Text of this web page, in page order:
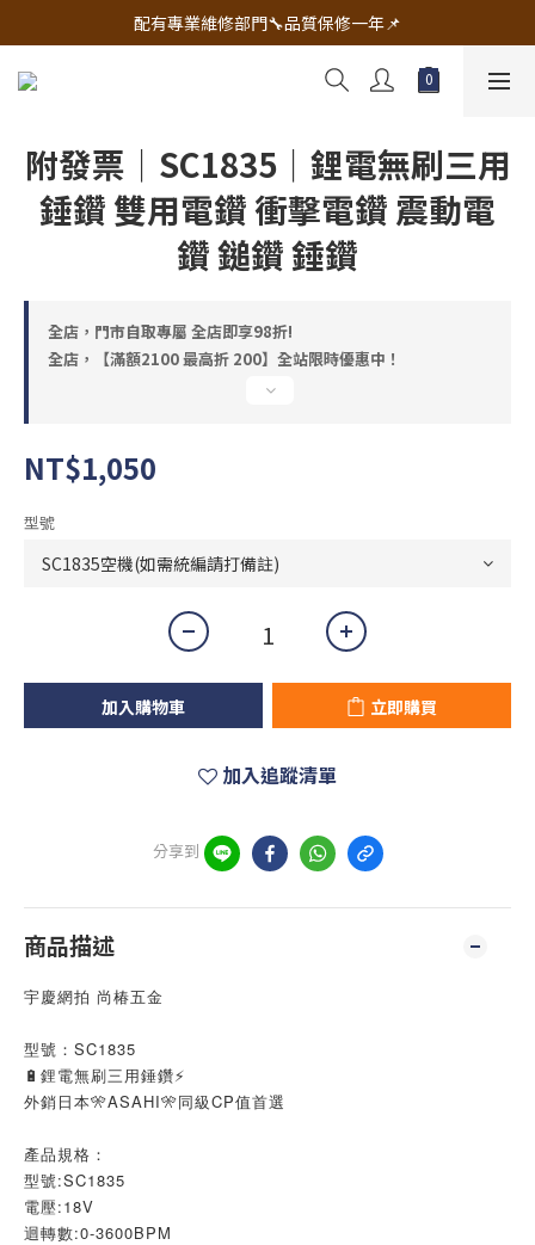
🔧電動工具&五金唯一首選 宇慶五金網拍🔧
配有專業維修部門🔧品質保修一年📌
🔧電動工具&五金唯一首選 宇慶五金網拍🔧
附發票｜SC1835｜鋰電無刷三用
錘鑽 雙用電鑽 衝擊電鑽 震動電
鑽 鎚鑽 錘鑽
全店，門市自取專屬 全店即享98折!
全店，【滿額2100 最高折 200】全站限時優惠中！
NT$1,050
型號
加入購物車 立即購買
加入追蹤清單
分享到
商品描述
宇慶網拍 尚椿五金
型號：SC1835
🔋鋰電無刷三用錘鑽⚡
外銷日本🎌ASAHI🎌同級CP值首選
產品規格：
型號:SC1835
電壓:18V
迴轉數:0-3600BPM